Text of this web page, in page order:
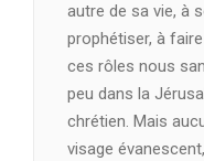
autre de sa vie, à
prophétiser, à
ces rôles nous
peu dans la
chrétien. Mais
visage